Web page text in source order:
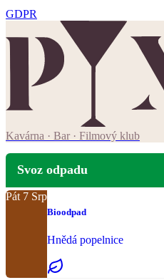
GDPR
Kavárna · Bar · Filmový klub
Svoz odpadu
Pát 7 Srp
Bioodpad
Hnědá popelnice